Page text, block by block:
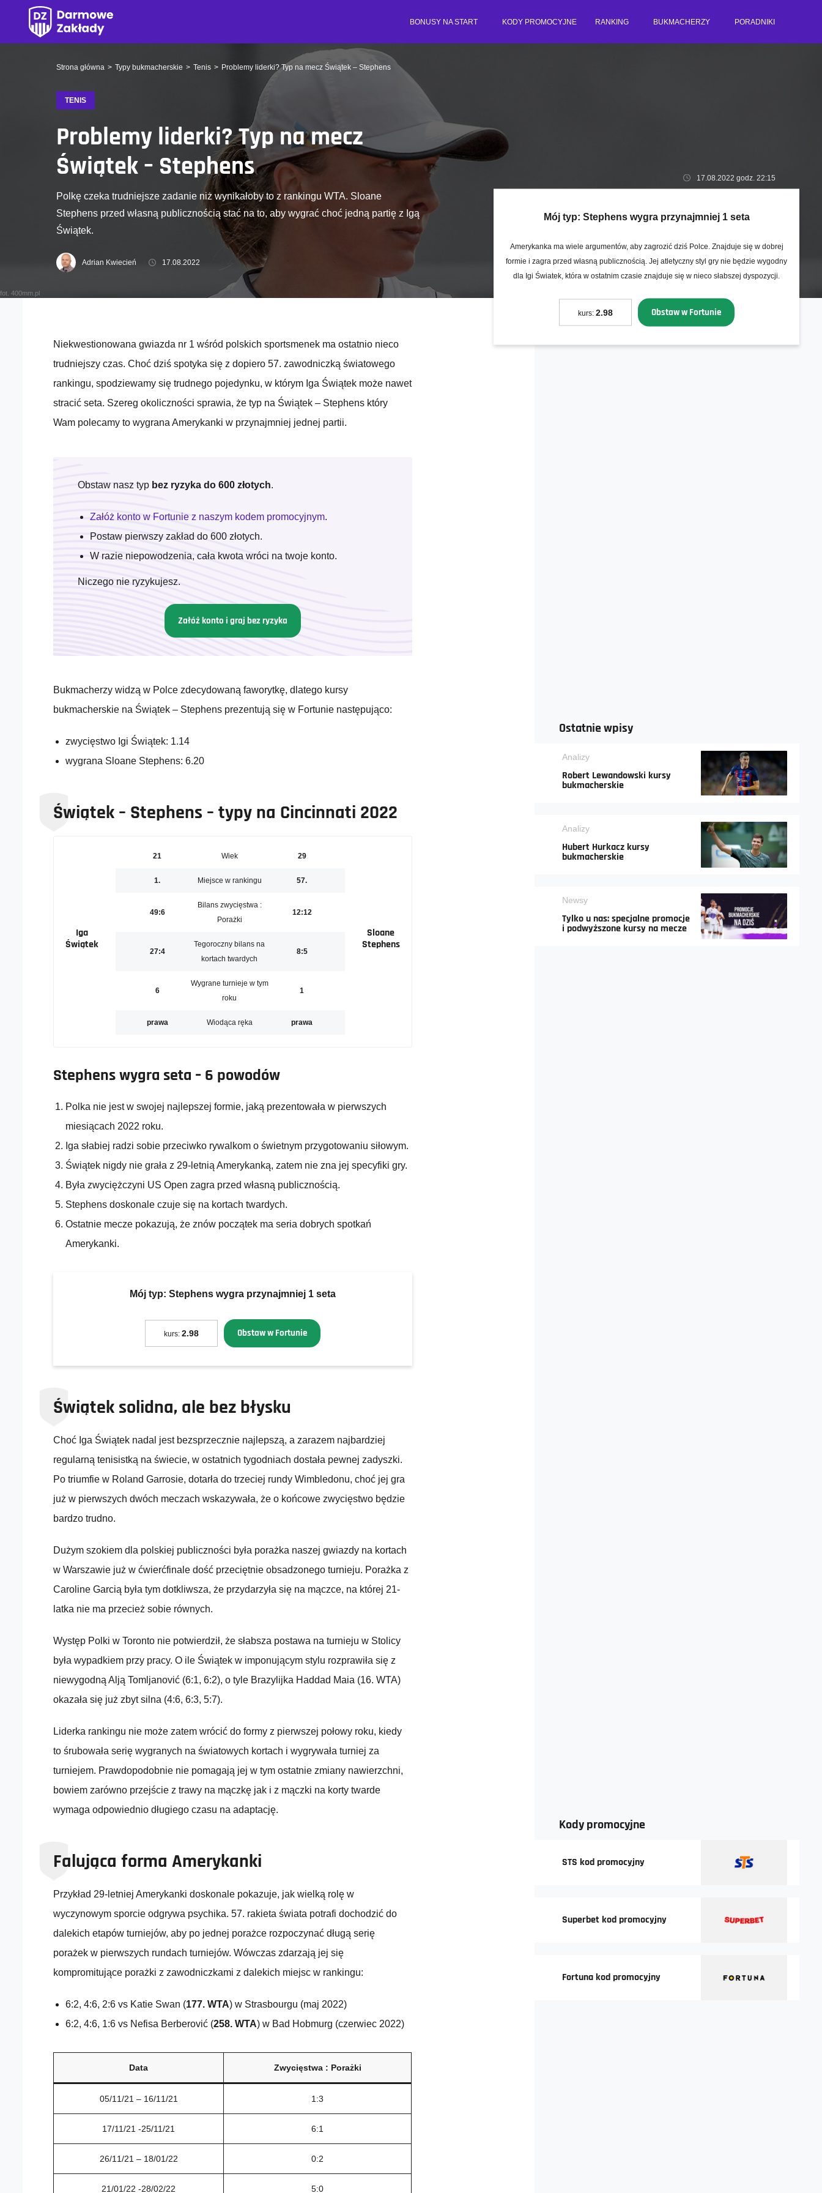
BONUSY NA START KODY PROMOCYJNE RANKING BUKMACHERZY PORADNIKI
fot. 400mm.pl
Strona główna Typy bukmacherskie Tenis Problemy liderki? Typ na mecz Świątek – Stephens
TENIS
Problemy liderki? Typ na mecz
Świątek – Stephens
Polkę czeka trudniejsze zadanie niż wynikałoby to z rankingu WTA. Sloane
Stephens przed własną publicznością stać na to, aby wygrać choć jedną partię z Igą
Świątek.
Adrian Kwiecień 17.08.2022
17.08.2022 godz. 22:15
Mój typ: Stephens wygra przynajmniej 1 seta
Amerykanka ma wiele argumentów, aby zagrozić dziś Polce. Znajduje się w dobrej
formie i zagra przed własną publicznością. Jej atletyczny styl gry nie będzie wygodny
dla Igi Światek, która w ostatnim czasie znajduje się w nieco słabszej dyspozycji.
kurs: 2.98 Obstaw w Fortunie
Niekwestionowana gwiazda nr 1 wśród polskich sportsmenek ma ostatnio nieco
trudniejszy czas. Choć dziś spotyka się z dopiero 57. zawodniczką światowego
rankingu, spodziewamy się trudnego pojedynku, w którym Iga Świątek może nawet
stracić seta. Szereg okoliczności sprawia, że typ na Świątek – Stephens który
Wam polecamy to wygrana Amerykanki w przynajmniej jednej partii.
Obstaw nasz typ bez ryzyka do 600 złotych.
Załóż konto w Fortunie z naszym kodem promocyjnym.
Postaw pierwszy zakład do 600 złotych.
W razie niepowodzenia, cała kwota wróci na twoje konto.
Niczego nie ryzykujesz.
Załóż konto i graj bez ryzyka
Bukmacherzy widzą w Polce zdecydowaną faworytkę, dlatego kursy
bukmacherskie na Świątek – Stephens prezentują się w Fortunie następująco:
zwycięstwo Igi Świątek: 1.14
wygrana Sloane Stephens: 6.20
Świątek – Stephens – typy na Cincinnati 2022
Iga
Świątek
Sloane
Stephens
21 Wiek 29
1. Miejsce w rankingu 57.
49:6
Bilans zwycięstwa :
Porażki
12:12
27:4
Tegoroczny bilans na
kortach twardych
8:5
6
Wygrane turnieje w tym
roku
1
prawa Wiodąca ręka prawa
Stephens wygra seta – 6 powodów
Polka nie jest w swojej najlepszej formie, jaką prezentowała w pierwszych
miesiącach 2022 roku.
Iga słabiej radzi sobie przeciwko rywalkom o świetnym przygotowaniu siłowym.
Świątek nigdy nie grała z 29-letnią Amerykanką, zatem nie zna jej specyfiki gry.
Była zwyciężczyni US Open zagra przed własną publicznością.
Stephens doskonale czuje się na kortach twardych.
Ostatnie mecze pokazują, że znów początek ma seria dobrych spotkań
Amerykanki.
Mój typ: Stephens wygra przynajmniej 1 seta
kurs: 2.98 Obstaw w Fortunie
Świątek solidna, ale bez błysku
Choć Iga Świątek nadal jest bezsprzecznie najlepszą, a zarazem najbardziej
regularną tenisistką na świecie, w ostatnich tygodniach dostała pewnej zadyszki.
Po triumfie w Roland Garrosie, dotarła do trzeciej rundy Wimbledonu, choć jej gra
już w pierwszych dwóch meczach wskazywała, że o końcowe zwycięstwo będzie
bardzo trudno.
Dużym szokiem dla polskiej publiczności była porażka naszej gwiazdy na kortach
w Warszawie już w ćwierćfinale dość przeciętnie obsadzonego turnieju. Porażka z
Caroline Garcią była tym dotkliwsza, że przydarzyła się na mączce, na której 21-
latka nie ma przecież sobie równych.
Występ Polki w Toronto nie potwierdził, że słabsza postawa na turnieju w Stolicy
była wypadkiem przy pracy. O ile Świątek w imponującym stylu rozprawiła się z
niewygodną Alją Tomljanović (6:1, 6:2), o tyle Brazylijka Haddad Maia (16. WTA)
okazała się już zbyt silna (4:6, 6:3, 5:7).
Liderka rankingu nie może zatem wrócić do formy z pierwszej połowy roku, kiedy
to śrubowała serię wygranych na światowych kortach i wygrywała turniej za
turniejem. Prawdopodobnie nie pomagają jej w tym ostatnie zmiany nawierzchni,
bowiem zarówno przejście z trawy na mączkę jak i z mączki na korty twarde
wymaga odpowiednio długiego czasu na adaptację.
Falująca forma Amerykanki
Przykład 29-letniej Amerykanki doskonale pokazuje, jak wielką rolę w
wyczynowym sporcie odgrywa psychika. 57. rakieta świata potrafi dochodzić do
dalekich etapów turniejów, aby po jednej porażce rozpoczynać długą serię
porażek w pierwszych rundach turniejów. Wówczas zdarzają jej się
kompromitujące porażki z zawodniczkami z dalekich miejsc w rankingu:
6:2, 4:6, 2:6 vs Katie Swan (177. WTA) w Strasbourgu (maj 2022)
6:2, 4:6, 1:6 vs Nefisa Berberović (258. WTA) w Bad Hobmurg (czerwiec 2022)
Data Zwycięstwa : Porażki
05/11/21 – 16/11/21 1:3
17/11/21 -25/11/21 6:1
26/11/21 – 18/01/22 0:2
21/01/22 -28/02/22 5:0
Ostatnie wpisy
Analizy
Robert Lewandowski kursy
bukmacherskie
Analizy
Hubert Hurkacz kursy
bukmacherskie
Newsy
Tylko u nas: specjalne promocje
i podwyższone kursy na mecze
Kody promocyjne
STS kod promocyjny
Superbet kod promocyjny
Fortuna kod promocyjny